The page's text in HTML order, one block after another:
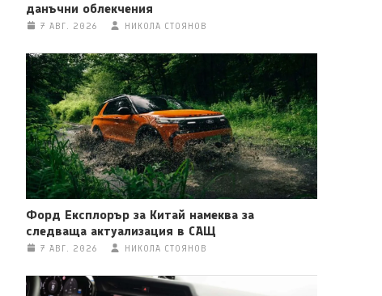
данъчни облекчения
7 АВГ. 2026 НИКОЛА СТОЯНОВ
Форд Експлорър за Китай намеква за
следваща актуализация в САЩ
7 АВГ. 2026 НИКОЛА СТОЯНОВ